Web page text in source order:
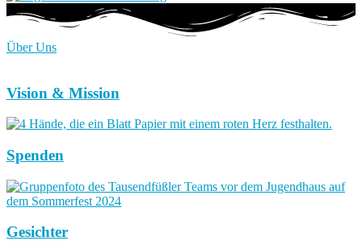
Über Uns
Vision & Mission
Spenden
Gesichter